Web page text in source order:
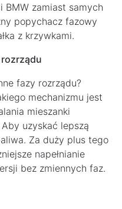
BMW zamiast samych
popychacz fazowy
z krzywkami.
fazy rozrządu?
mechanizmu jest
mieszanki
uzyskać lepszą
Za duży plus tego
napełnianie
bez zmiennych faz.